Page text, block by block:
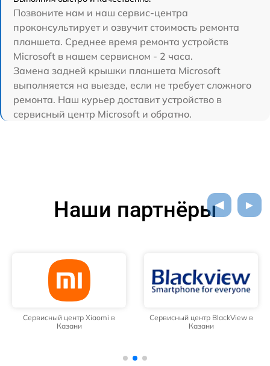
Позвоните нам и наш сервис-центра
проконсультирует и озвучит стоимость ремонта
планшета. Среднее время ремонта устройств
Microsoft в нашем сервисном - 2 часа.
Замена задней крышки планшета Microsoft
выполняется на выезде, если не требует сложного
ремонта. Наш курьер доставит устройство в
сервисный центр Microsoft и обратно.
Наши партнёры
Сервисный центр Xiaomi в
Казани
Сервисный центр BlackView в
Казани